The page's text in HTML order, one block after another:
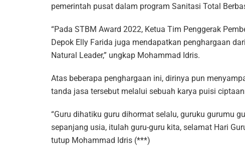
pemerintah pusat dalam program Sanitasi Total
“Pada STBM Award 2022, Ketua Tim Penggerak
Depok Elly Farida juga mendapatkan penghargaan
Natural Leader,” ungkap Mohammad Idris.
Atas beberapa penghargaan ini, dirinya pun
tanda jasa tersebut melalui sebuah karya puisi
“Guru dihatiku guru dihormat selalu, guruku gurumu
sepanjang usia, itulah guru-guru kita, selamat Hari
tutup Mohammad Idris (***)